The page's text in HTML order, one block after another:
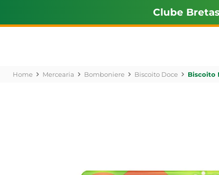
Clube Bretas
Mercearia Bomboniere Biscoito Doce Biscoito